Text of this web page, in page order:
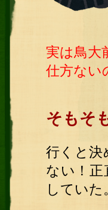
実は鳥大
仕方ない
そもそ
行くと決
ない！
してい